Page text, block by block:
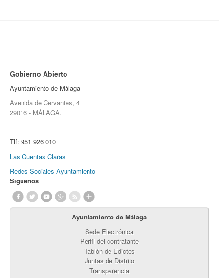
Gobierno Abierto
Ayuntamiento de Málaga
Avenida de Cervantes, 4
29016 - MÁLAGA.
Tlf: 951 926 010
Las Cuentas Claras
Redes Sociales Ayuntamiento
Síguenos
Ayuntamiento de Málaga
Sede Electrónica
Perfil del contratante
Tablón de Edictos
Juntas de Distrito
Transparencia